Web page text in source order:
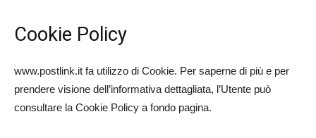
Cookie Policy
www.postlink.it fa utilizzo di Cookie. Per saperne di più e per
prendere visione dell’informativa dettagliata, l’Utente può
consultare la Cookie Policy a fondo pagina.